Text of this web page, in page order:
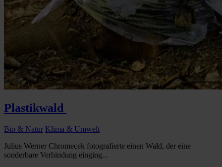
Plastikwald
Bio & Natur Klima & Umwelt
Julius Werner Chromecek fotografierte einen Wald, der eine
sonderbare Verbindung einging...